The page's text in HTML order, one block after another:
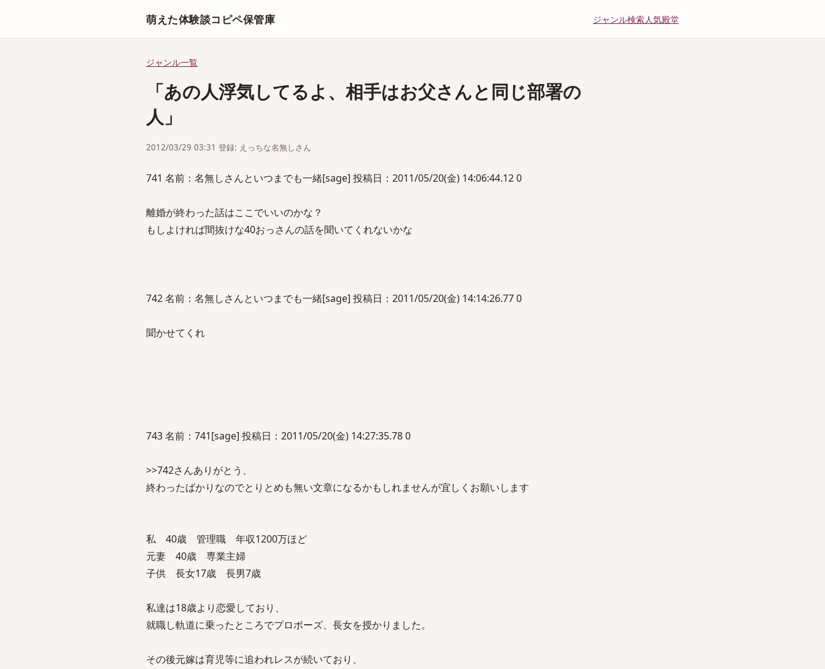
萌えた体験談コピペ保管庫 ジャンル検索人気殿堂
ジャンル一覧
「あの人浮気してるよ、相手はお父さんと同じ部署の
人」
2012/03/29 03:31 登録: えっちな名無しさん
741 名前：名無しさんといつまでも一緒[sage] 投稿日：2011/05/20(金) 14:06:44.12 0
離婚が終わった話はここでいいのかな？
もしよければ間抜けな40おっさんの話を聞いてくれないかな
742 名前：名無しさんといつまでも一緒[sage] 投稿日：2011/05/20(金) 14:14:26.77 0
聞かせてくれ
743 名前：741[sage] 投稿日：2011/05/20(金) 14:27:35.78 0
>>742さんありがとう、
終わったばかりなのでとりとめも無い文章になるかもしれませんが宜しくお願いします
私 40歳 管理職 年収1200万ほど
元妻 40歳 専業主婦
子供 長女17歳 長男7歳
私達は18歳より恋愛しており、
就職し軌道に乗ったところでプロポーズ、長女を授かりました。
その後元嫁は育児等に追われレスが続いており、